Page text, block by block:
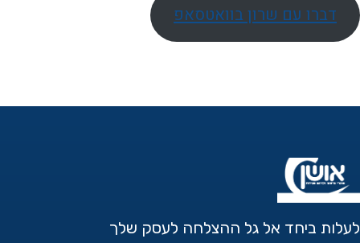
דברו עם שרון בוואטסאפ
לעלות ביחד אל גל ההצלחה לעסק שלך